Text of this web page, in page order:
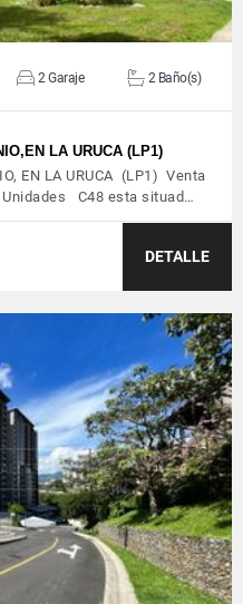
2 Garaje 2 Baño(s)
LA URUCA (LP1)
EN LA URUCA (LP1) Venta
Unidades C48 esta situad…
DETALLE